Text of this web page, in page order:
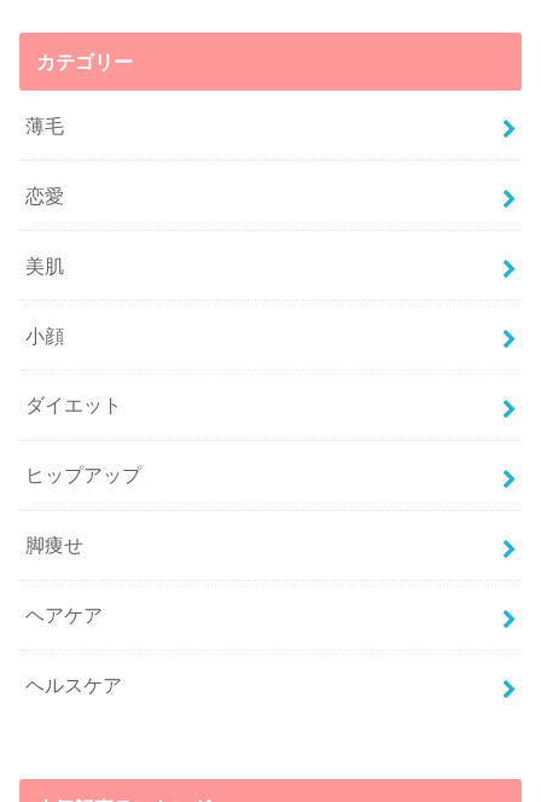
カテゴリー
薄毛
恋愛
美肌
小顔
ダイエット
ヒップアップ
脚痩せ
ヘアケア
ヘルスケア